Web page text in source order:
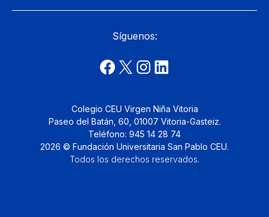
Síguenos:
Colegio CEU Virgen Niña Vitoria
Paseo del Batán, 60, 01007 Vitoria-Gasteiz.
Teléfono: 945 14 28 74
2026 © Fundación Universitaria San Pablo CEU.
Todos los derechos reservados.